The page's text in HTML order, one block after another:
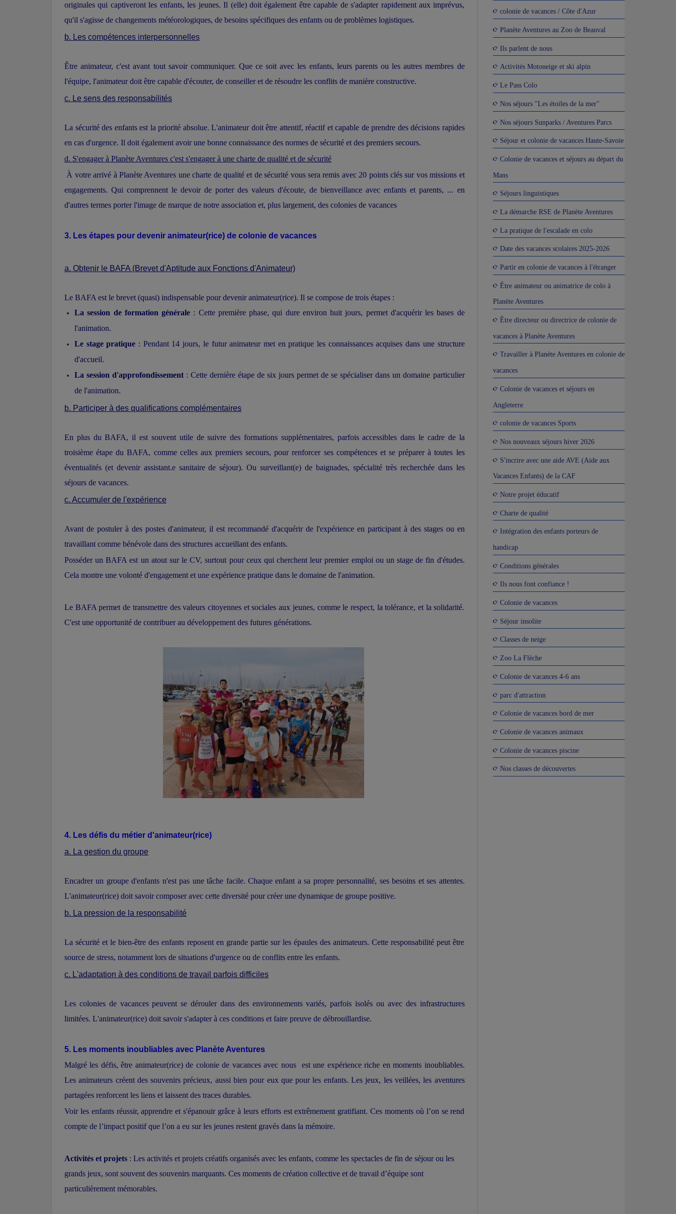
originales qui captiveront les enfants, les jeunes. Il (elle) doit également être capable de s'adapter rapidement aux imprévus,
qu'il s'agisse de changements météorologiques, de besoins spécifiques des enfants ou de problèmes logistiques.
b. Les compétences interpersonnelles
Être animateur, c'est avant tout savoir communiquer. Que ce soit avec les enfants, leurs parents ou les autres membres de
l'équipe, l'animateur doit être capable d'écouter, de conseiller et de résoudre les conflits de manière constructive.
c. Le sens des responsabilités
La sécurité des enfants est la priorité absolue. L'animateur doit être attentif, réactif et capable de prendre des décisions rapides
en cas d'urgence. Il doit également avoir une bonne connaissance des normes de sécurité et des premiers secours.
d. S'engager à Planète Aventures c'est s'engager à une charte de qualité et de sécurité
À votre arrivé à Planète Aventures une charte de qualité et de sécurité vous sera remis avec 20 points clés sur vos missions et
engagements. Qui comprennent le devoir de porter des valeurs d'écoute, de bienveillance avec enfants et parents, ... en
d'autres termes porter l'image de marque de notre association et, plus largement, des colonies de vacances
3. Les étapes pour devenir animateur(rice) de colonie de vacances
a. Obtenir le BAFA (Brevet d'Aptitude aux Fonctions d'Animateur)
Le BAFA est le brevet (quasi) indispensable pour devenir animateur(rice). Il se compose de trois étapes :
La session de formation générale : Cette première phase, qui dure environ huit jours, permet d'acquérir les bases de
l'animation.
Le stage pratique : Pendant 14 jours, le futur animateur met en pratique les connaissances acquises dans une structure
d'accueil.
La session d'approfondissement : Cette dernière étape de six jours permet de se spécialiser dans un domaine particulier
de l'animation.
b. Participer à des qualifications complémentaires
En plus du BAFA, il est souvent utile de suivre des formations supplémentaires, parfois accessibles dans le cadre de la
troisième étape du BAFA, comme celles aux premiers secours, pour renforcer ses compétences et se préparer à toutes les
éventualités (et devenir assistant.e sanitaire de séjour). Ou surveillant(e) de baignades, spécialité très recherchée dans les
séjours de vacances.
c. Accumuler de l'expérience
Avant de postuler à des postes d'animateur, il est recommandé d'acquérir de l'expérience en participant à des stages ou en
travaillant comme bénévole dans des structures accueillant des enfants.
Posséder un BAFA est un atout sur le CV, surtout pour ceux qui cherchent leur premier emploi ou un stage de fin d'études.
Cela montre une volonté d'engagement et une expérience pratique dans le domaine de l'animation.
Le BAFA permet de transmettre des valeurs citoyennes et sociales aux jeunes, comme le respect, la tolérance, et la solidarité.
C'est une opportunité de contribuer au développement des futures générations.
4. Les défis du métier d'animateur(rice)
a. La gestion du groupe
Encadrer un groupe d'enfants n'est pas une tâche facile. Chaque enfant a sa propre personnalité, ses besoins et ses attentes.
L'animateur(rice) doit savoir composer avec cette diversité pour créer une dynamique de groupe positive.
b. La pression de la responsabilité
La sécurité et le bien-être des enfants reposent en grande partie sur les épaules des animateurs. Cette responsabilité peut être
source de stress, notamment lors de situations d'urgence ou de conflits entre les enfants.
c. L'adaptation à des conditions de travail parfois difficiles
Les colonies de vacances peuvent se dérouler dans des environnements variés, parfois isolés ou avec des infrastructures
limitées. L'animateur(rice) doit savoir s'adapter à ces conditions et faire preuve de débrouillardise.
5. Les moments inoubliables avec Planète Aventures
Malgré les défis, être animateur(rice) de colonie de vacances avec nous est une expérience riche en moments inoubliables.
Les animateurs créent des souvenirs précieux, aussi bien pour eux que pour les enfants. Les jeux, les veillées, les aventures
partagées renforcent les liens et laissent des traces durables.
Voir les enfants réussir, apprendre et s'épanouir grâce à leurs efforts est extrêmement gratifiant. Ces moments où l’on se rend
compte de l’impact positif que l’on a eu sur les jeunes restent gravés dans la mémoire.
Activités et projets : Les activités et projets créatifs organisés avec les enfants, comme les spectacles de fin de séjour ou les
grands jeux, sont souvent des souvenirs marquants. Ces moments de création collective et de travail d’équipe sont
particulièrement mémorables.
colonie de vacances / Côte d'Azur
Planète Aventures au Zoo de Beauval
Ils parlent de nous
Activités Motoneige et ski alpin
Le Pass Colo
Nos séjours "Les étoiles de la mer"
Nos séjours Sunparks / Aventures Parcs
Séjour et colonie de vacances Haute-Savoie
Colonie de vacances et séjours au départ du
Mans
Séjours linguistiques
La démarche RSE de Planète Aventures
La pratique de l'escalade en colo
Date des vacances scolaires 2025-2026
Partir en colonie de vacances à l'étranger
Être animateur ou animatrice de colo à
Planète Aventures
Être directeur ou directrice de colonie de
vacances à Planète Aventures
Travailler à Planète Aventures en colonie de
vacances
Colonie de vacances et séjours en
Angleterre
colonie de vacances Sports
Nos nouveaux séjours hiver 2026
S'incrire avec une aide AVE (Aide aux
Vacances Enfants) de la CAF
Notre projet éducatif
Charte de qualité
Intégration des enfants porteurs de
handicap
Conditions générales
Ils nous font confiance !
Colonie de vacances
Séjour insolite
Classes de neige
Zoo La Flèche
Colonie de vacances 4-6 ans
parc d'attraction
Colonie de vacances bord de mer
Colonie de vacances animaux
Colonie de vacances piscine
Nos classes de découvertes